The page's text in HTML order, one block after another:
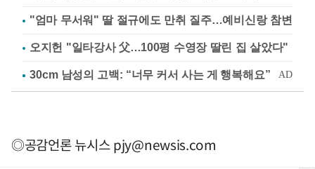
"엄마 무서워" 딸 절규에도 만취 질주…예비신랑 참변
오지헌 "일타강사 父…100평 수영장 딸린 집 살았다"
◎공감언론 뉴시스pjy@newsis.com